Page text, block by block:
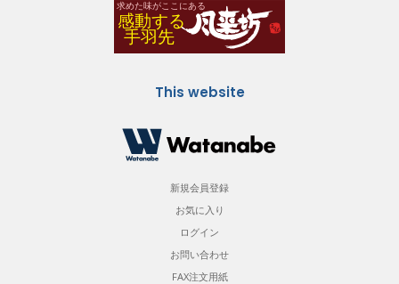
This website
新規会員登録
お気に入り
ログイン
お問い合わせ
FAX注文用紙